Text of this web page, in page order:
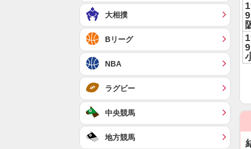
大相撲
Bリーグ
NBA
ラグビー
中央競馬
地方競馬